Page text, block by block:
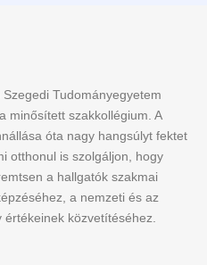
Tudományegyetem
minősített szakkollégium. A
óta nagy hangsúlyt fektet
otthonul is szolgáljon, hogy
a hallgatók szakmai
a nemzeti és az
közvetítéséhez.